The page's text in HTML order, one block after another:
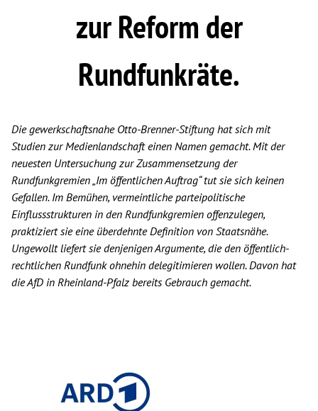
zur Reform der
Rundfunkräte.
Die gewerkschaftsnahe Otto-Brenner-Stiftung hat sich mit
Studien zur Medienlandschaft einen Namen gemacht. Mit der
neuesten Untersuchung zur Zusammensetzung der
Rundfunkgremien „Im öffentlichen Auftrag“ tut sie sich keinen
Gefallen. Im Bemühen, vermeintliche parteipolitische
Einflussstrukturen in den Rundfunkgremien offenzulegen,
praktiziert sie eine überdehnte Definition von Staatsnähe.
Ungewollt liefert sie denjenigen Argumente, die den öffentlich-
rechtlichen Rundfunk ohnehin delegitimieren wollen. Davon hat
die AfD in Rheinland-Pfalz bereits Gebrauch gemacht.